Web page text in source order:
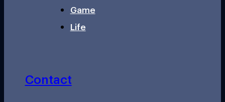
Game
Life
Contact